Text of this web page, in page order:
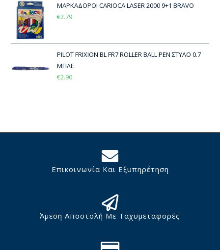
ΜΑΡΚΑΔΟΡΟΙ CARIOCA LASER 2000 9+1 BRAVO
€2.79
PILOT FRIXION BL FR7 ROLLER BALL PEN ΣΤΥΛΟ 0.7
ΜΠΛΕ
€2.90
Επικοινωνία Και Εξυπηρέτηση
Άμεση Αποστολή Με Ταχυμεταφορές